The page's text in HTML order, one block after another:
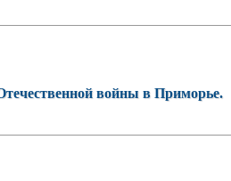
войны в Приморье.